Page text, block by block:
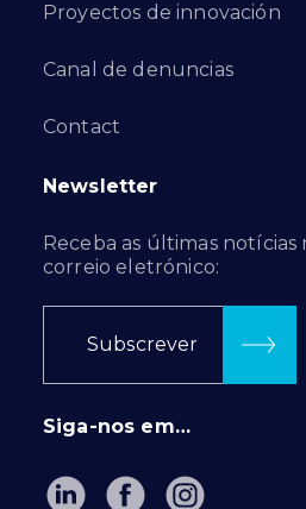
Proyectos de innovación
Canal de denuncias
Contact
Newsletter
Receba as últimas notícias
correio eletrónico:
Subscrever
Siga-nos em…